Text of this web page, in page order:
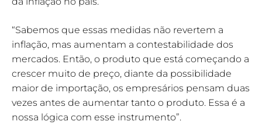
“Sabemos que essas medidas não revertem a
inflação, mas aumentam a contestabilidade dos
mercados. Então, o produto que está começando a
crescer muito de preço, diante da possibilidade
maior de importação, os empresários pensam duas
vezes antes de aumentar tanto o produto. Essa é a
nossa lógica com esse instrumento”.